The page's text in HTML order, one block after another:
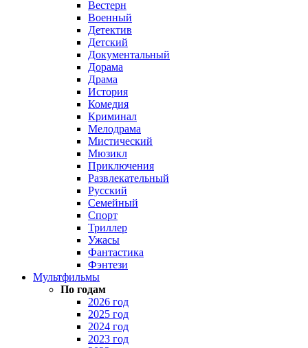
Вестерн
Военный
Детектив
Детский
Документальный
Дорама
Драма
История
Комедия
Криминал
Мелодрама
Мистический
Мюзикл
Приключения
Развлекательный
Русский
Семейный
Спорт
Триллер
Ужасы
Фантастика
Фэнтези
Мультфильмы
По годам
2026 год
2025 год
2024 год
2023 год